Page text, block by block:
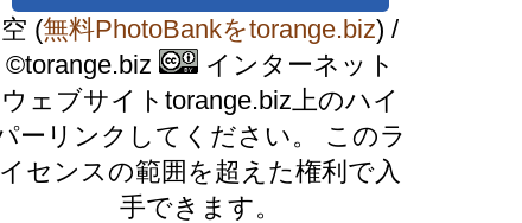
空 (無料PhotoBankをtorange.biz) /
©torange.biz
インターネット
ウェブサイトtorange.biz上のハイ
ーリンクしてください。 このラ
イセンスの範囲を超えた権利で入
手できます。